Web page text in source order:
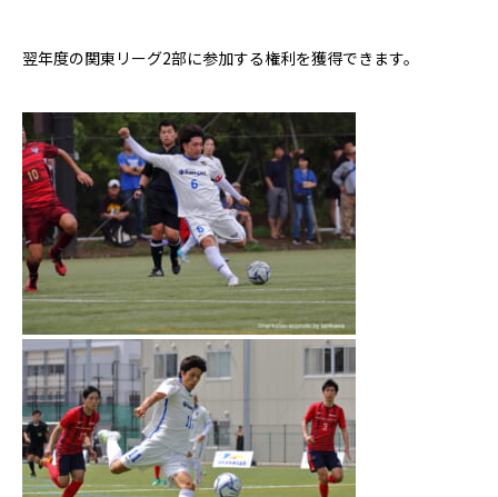
翌年度の関東リーグ2部に参加する権利を獲得できます。